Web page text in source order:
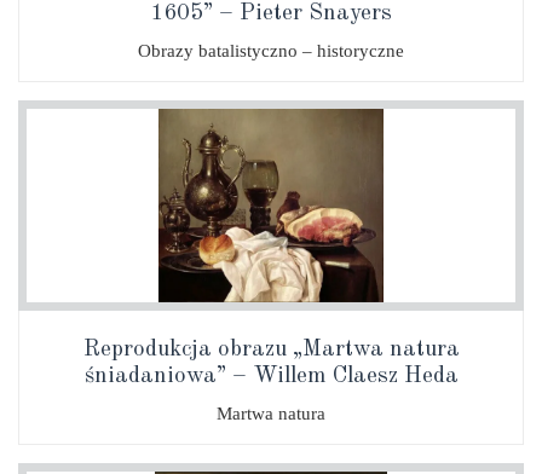
1605” – Pieter Snayers
Obrazy batalistyczno – historyczne
Reprodukcja obrazu „Martwa natura
śniadaniowa” – Willem Claesz Heda
Martwa natura